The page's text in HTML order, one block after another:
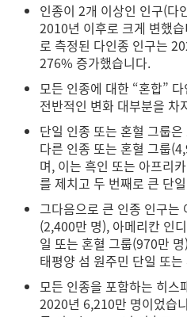
인종이 2개 이상인 인구(다
2010년 이후로 크게 변했
로 측정된 다인종 인구는
276% 증가했습니다.
모든 인종에 대한 “혼합”
전반적인 변화 대부분을 차
단일 인종 또는 혼혈 그룹
다른 인종 또는 혼혈 그룹
며, 이는 흑인 또는 아프리
를 제치고 두 번째로 큰 단
그다음으로 큰 인종 인구는
(2,400만 명), 아메리칸 인
일 또는 혼혈 그룹(970만
태평양 섬 원주민 단일 또
모든 인종을 포함하는 히스
2020년 6,210만 명이었습